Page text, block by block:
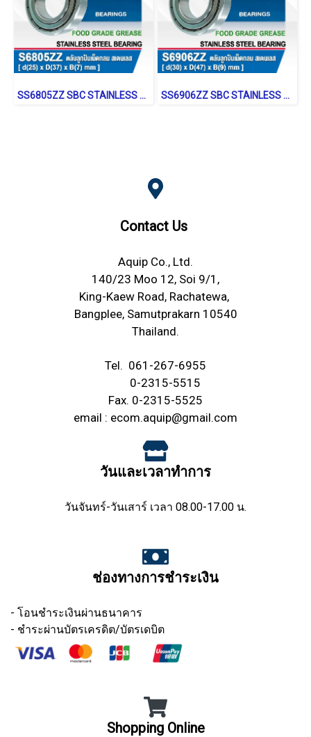
SS6805ZZ SBC STAINLESS BALL BEARING Stainless Type SS6906ZZ SBC STAINLESS BALL BEARING Stainless Type
Contact Us
Aquip Co., Ltd.
140/23 Moo 12, Soi 9/1,
King-Kaew Road, Rachatewa,
Bangplee, Samutprakarn 10540
Thailand.
Tel. 061-267-6955
0-2315-5515
Fax. 0-2315-5525
email : ecom.aquip@gmail.com
วันและเวลาทำการ
วันจันทร์-วันเสาร์ เวลา 08.00-17.00 น.
ช่องทางการชำระเงิน
- โอนชำระเงินผ่านธนาคาร
- ชำระผ่านบัตรเครดิต/บัตรเดบิต
Shopping Online